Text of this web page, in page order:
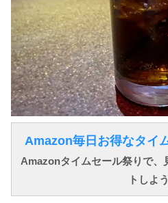
Amazon毎日お得なタイ
Amazonタイムセール祭りで、
トしよ